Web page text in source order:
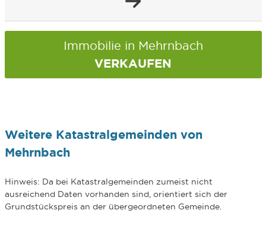
Immobilie in Mehrnbach
VERKAUFEN
Weitere Katastralgemeinden von
Mehrnbach
Hinweis: Da bei Katastralgemeinden zumeist nicht
ausreichend Daten vorhanden sind, orientiert sich der
Grundstückspreis an der übergeordneten Gemeinde.